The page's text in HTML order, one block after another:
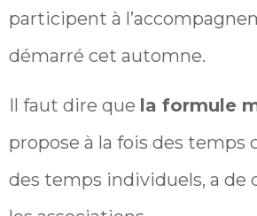
participent à
démarré cet automne.
Il faut dire que la formule
propose à la fois des temps
des temps individuels, a de